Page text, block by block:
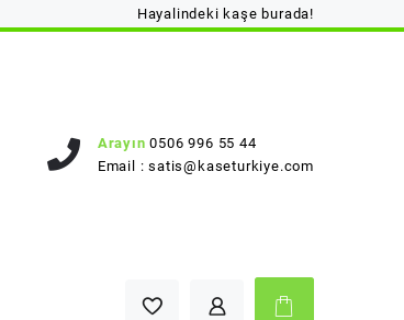
Hayalindeki kaşe burada!
Arayın 0506 996 55 44
Email :satis@kaseturkiye.com